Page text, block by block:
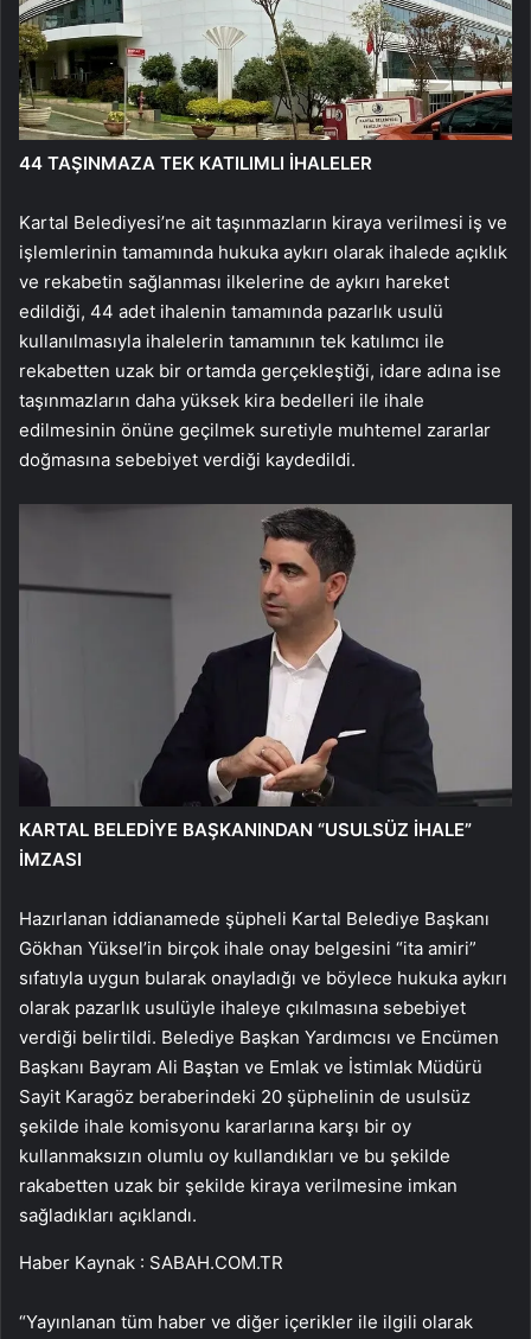
44 TAŞINMAZA TEK KATILIMLI İHALELER
Kartal Belediyesi’ne ait taşınmazların kiraya verilmesi iş ve
işlemlerinin tamamında hukuka aykırı olarak ihalede açıklık
ve rekabetin sağlanması ilkelerine de aykırı hareket
edildiği, 44 adet ihalenin tamamında pazarlık usulü
kullanılmasıyla ihalelerin tamamının tek katılımcı ile
rekabetten uzak bir ortamda gerçekleştiği, idare adına ise
taşınmazların daha yüksek kira bedelleri ile ihale
edilmesinin önüne geçilmek suretiyle muhtemel zararlar
doğmasına sebebiyet verdiği kaydedildi.
KARTAL BELEDİYE BAŞKANINDAN “USULSÜZ İHALE”
İMZASI
Hazırlanan iddianamede şüpheli Kartal Belediye Başkanı
Gökhan Yüksel’in birçok ihale onay belgesini “ita amiri”
sıfatıyla uygun bularak onayladığı ve böylece hukuka aykırı
olarak pazarlık usulüyle ihaleye çıkılmasına sebebiyet
verdiği belirtildi. Belediye Başkan Yardımcısı ve Encümen
Başkanı Bayram Ali Baştan ve Emlak ve İstimlak Müdürü
Sayit Karagöz beraberindeki 20 şüphelinin de usulsüz
şekilde ihale komisyonu kararlarına karşı bir oy
kullanmaksızın olumlu oy kullandıkları ve bu şekilde
rakabetten uzak bir şekilde kiraya verilmesine imkan
sağladıkları açıklandı.
Haber Kaynak : SABAH.COM.TR
“Yayınlanan tüm haber ve diğer içerikler ile ilgili olarak